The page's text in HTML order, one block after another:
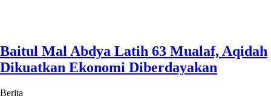
Baitul Mal Abdya Latih 63 Mualaf, Aqidah
Dikuatkan Ekonomi Diberdayakan
Berita